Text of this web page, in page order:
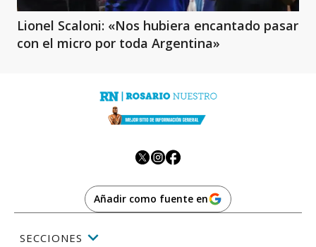
Lionel Scaloni: «Nos hubiera encantado pasar
con el micro por toda Argentina»
Añadir como fuente en
SECCIONES